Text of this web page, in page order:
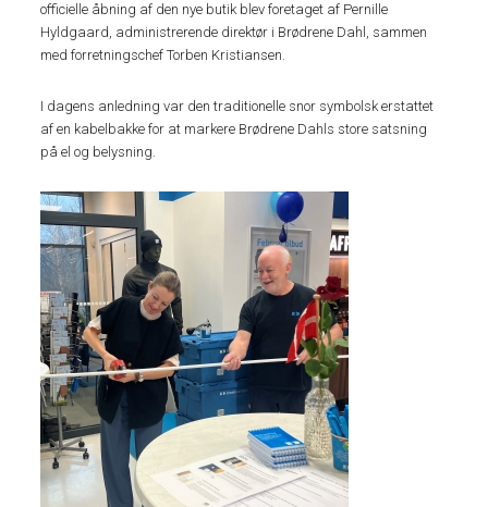
officielle åbning af den nye butik blev foretaget af Pernille
Hyldgaard, administrerende direktør i Brødrene Dahl, sammen
med forretningschef Torben Kristiansen.
I dagens anledning var den traditionelle snor symbolsk erstattet
af en kabelbakke for at markere Brødrene Dahls store satsning
på el og belysning.